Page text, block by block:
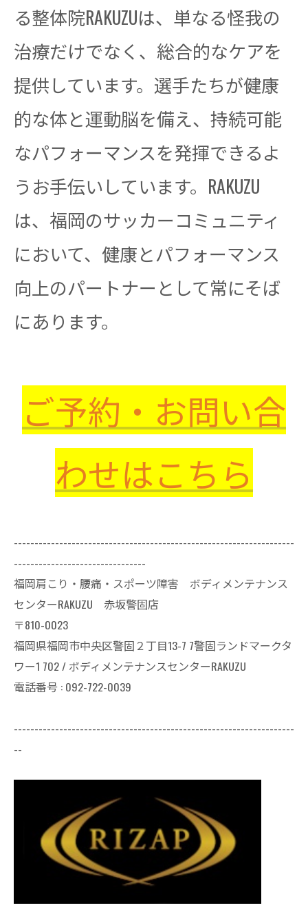
る整体院RAKUZUは、単なる怪我の
治療だけでなく、総合的なケアを
提供しています。選手たちが健康
的な体と運動脳を備え、持続可能
なパフォーマンスを発揮できるよ
うお手伝いしています。RAKUZU
は、福岡のサッカーコミュニティ
において、健康とパフォーマンス
向上のパートナーとして常にそば
にあります。
ご予約・お問い合
わせはこちら
--------------------------------------------------------------------
--------------------------------
福岡肩こり・腰痛・スポーツ障害 ボディメンテナンス
センターRAKUZU 赤坂警固店
〒810-0023
福岡県福岡市中央区警固２丁目13-7 7警固ランドマークタ
ワー1 702 / ボディメンテナンスセンターRAKUZU
電話番号 : 092-722-0039
--------------------------------------------------------------------
--